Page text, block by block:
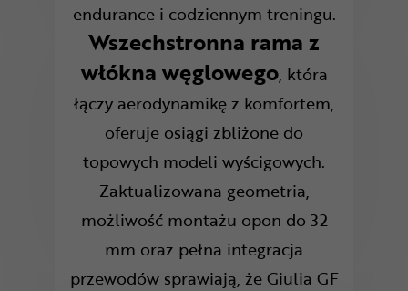
endurance i codziennym treningu.
Wszechstronna rama z
włókna węglowego, która
łączy aerodynamikę z komfortem,
oferuje osiągi zbliżone do
topowych modeli wyścigowych.
Zaktualizowana geometria,
możliwość montażu opon do 32
mm oraz pełna integracja
przewodów sprawiają, że Giulia GF